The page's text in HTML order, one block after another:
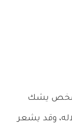
يشك
وقد يشعر